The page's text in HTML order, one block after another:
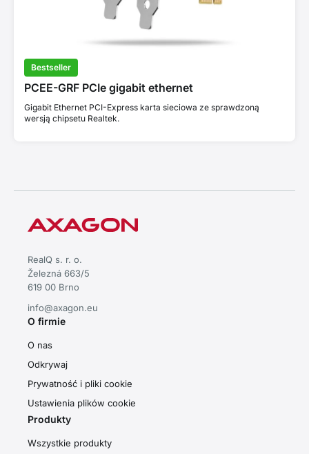
Bestseller
PCEE-GRF PCIe gigabit ethernet
Gigabit Ethernet PCI-Express karta sieciowa ze sprawdzoną
wersją chipsetu Realtek.
RealQ s. r. o.
Železná 663/5
619 00 Brno
info@axagon.eu
O firmie
O nas
Odkrywaj
Prywatność i pliki cookie
Ustawienia plików cookie
Produkty
Wszystkie produkty